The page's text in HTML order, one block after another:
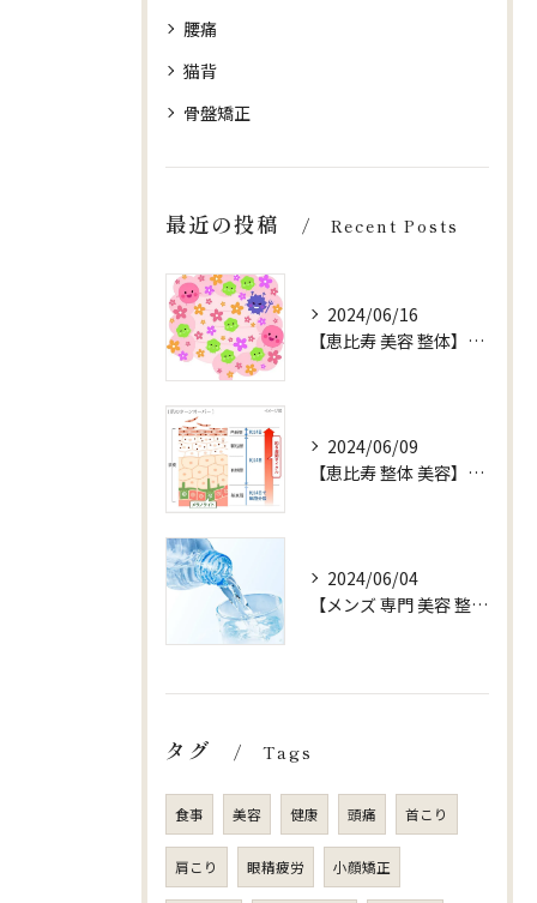
腰痛
猫背
骨盤矯正
最近の投稿 Recent Posts
2024/06/16
【恵比寿 美容 整体】【健康 腸内環境】
2024/06/09
【恵比寿 整体 美容】お水 ターンオーバー
2024/06/04
【メンズ 専門 美容 整体 sjuni】【水以外ののみものはOK?】
タグ Tags
食事 美容 健康 頭痛 首こり
肩こり 眼精疲労 小顔矯正